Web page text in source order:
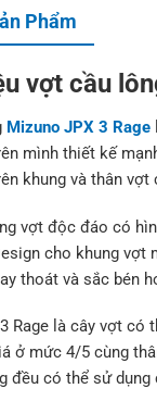
Phẩm
vợt cầu
Mizuno JPX 3 Rage
mình thiết kế
khung và thân
vợt độc đáo có
cho khung
thoát và sắc bén
Rage là cây vợt có
ở mức 4/5 cùng
đều có thể sử dụng